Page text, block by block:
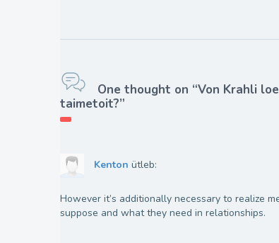
One thought on “Von Krahli
taimetoit?”
Kenton ütleb:
However it’s additionally necessary to realize
suppose and what they need in relationships.